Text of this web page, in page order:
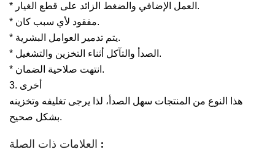
* العمل الإضافي والضغط الزائد على قطع الغيار.
* مفقود لأي سبب كان.
* يتم تدمير العوامل البشرية.
* الصدأ والتآكل أثناء التخزين والتشغيل.
* انتهت صلاحية الضمان.
3. أخرى
هذا النوع من المنتجات سهل الصدأ، لذا يرجى تغليفه وتخزينه
بشكل صحيح.
العلامات ذات الصلة :